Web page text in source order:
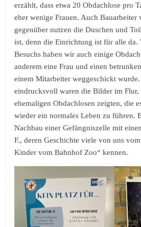
erzählt, dass etwa 20 Obdachlose pro
eher wenige Frauen. Auch Bauarbeiter
gegenüber nutzen die Duschen und
ist, denn die Einrichtung ist für alle da.
Besuchs haben wir auch einige
anderem eine Frau und einen
einem Mitarbeiter weggeschickt wurde.
eindrucksvoll waren die Bilder im Flur,
ehemaligen Obdachlosen zeigten, die
wieder ein normales Leben zu führen.
Nachbau einer Gefängniszelle mit
F., deren Geschichte viele von uns
Kinder vom Bahnhof Zoo“ kennen.